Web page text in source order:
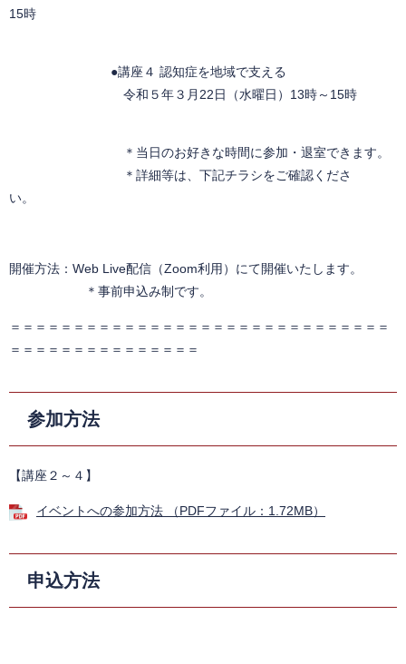
15時
●講座４ 認知症を地域で支える
令和５年３月22日（水曜日）13時～15時
＊当日のお好きな時間に参加・退室できます。
＊詳細等は、下記チラシをご確認くださ
い。
開催方法：Web Live配信（Zoom利用）にて開催いたします。
＊事前申込み制です。
＝＝＝＝＝＝＝＝＝＝＝＝＝＝＝＝＝＝＝＝＝＝＝＝＝＝＝＝＝＝
＝＝＝＝＝＝＝＝＝＝＝＝＝＝＝
参加方法
【講座２～４】
イベントへの参加方法 （PDFファイル：1.72MB）
申込方法